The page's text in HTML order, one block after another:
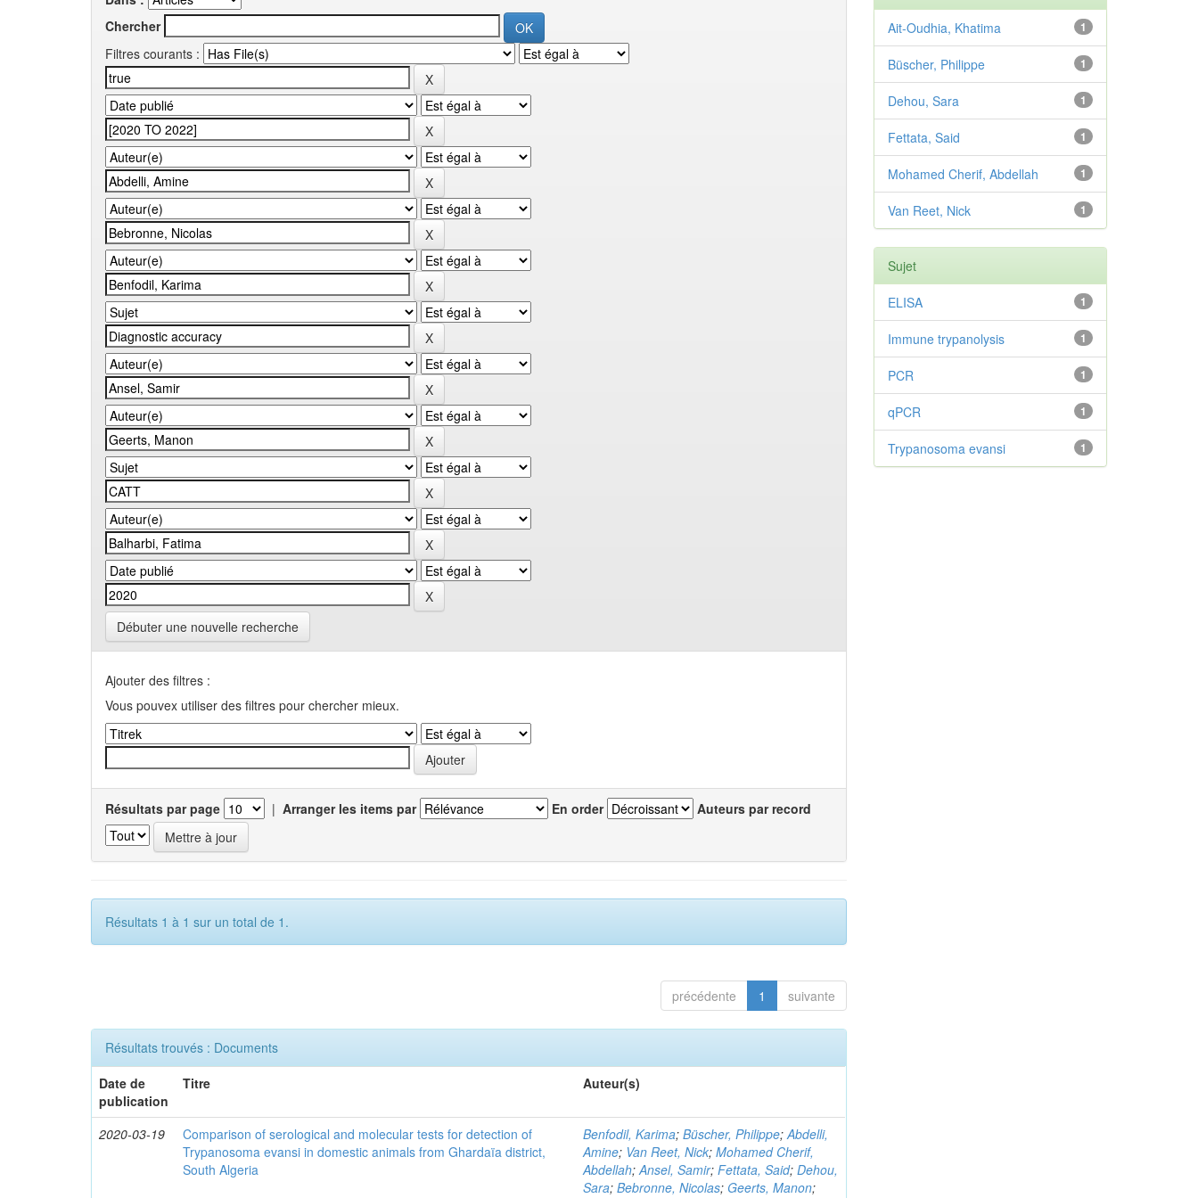
Chercher
Filtres courants :
Débuter une nouvelle recherche
Ajouter des filtres :
Vous pouvex utiliser des filtres pour chercher mieux.
Résultats par page | Arranger les items par En order Auteurs par record
Résultats 1 à 1 sur un total de 1.
précédente 1 suivante
Résultats trouvés : Documents
Date de
publication
Titre Auteur(s)
2020-03-19
Comparison of serological and molecular tests for detection of
Trypanosoma evansi in domestic animals from Ghardaïa district,
South Algeria
Benfodil, Karima;Büscher, Philippe;Abdelli,
Amine; Van Reet, Nick;Mohamed Cherif,
Abdellah;Ansel, Samir;Fettata, Said;Dehou,
Sara;Bebronne, Nicolas; Geerts, Manon;
1
Ait-Oudhia, Khatima
1
Büscher, Philippe
1
Dehou, Sara
1
Fettata, Said
1
Mohamed Cherif, Abdellah
1
Van Reet, Nick
Sujet
1
ELISA
1
Immune trypanolysis
1
PCR
1
qPCR
1
Trypanosoma evansi